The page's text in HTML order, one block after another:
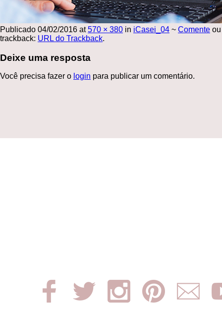
Publicado 04/02/2016 at570 × 380 in iCasei_04 ~ Comente
trackback: URL do Trackback.
Deixe uma resposta
Você precisa fazer o login para publicar um comentário.